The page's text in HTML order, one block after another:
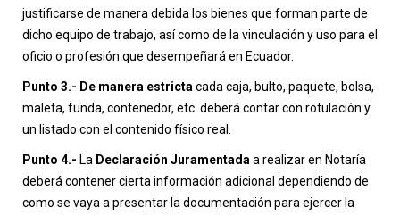
justificarse de manera debida los bienes que forman parte de
dicho equipo de trabajo, así como de la vinculación y uso para el
oficio o profesión que desempeñará en Ecuador.
Punto 3.- De manera estricta cada caja, bulto, paquete, bolsa,
maleta, funda, contenedor, etc. deberá contar con rotulación y
un listado con el contenido físico real.
Punto 4.- La Declaración Juramentada a realizar en Notaría
deberá contener cierta información adicional dependiendo de
como se vaya a presentar la documentación para ejercer la